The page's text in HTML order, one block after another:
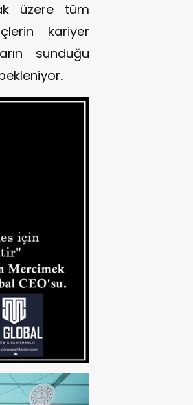
üzere tüm
kariyer
sunduğu